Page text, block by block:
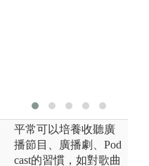
平常可以培養收聽廣
播節目、廣播劇、Pod
cast的習慣，如對歌曲